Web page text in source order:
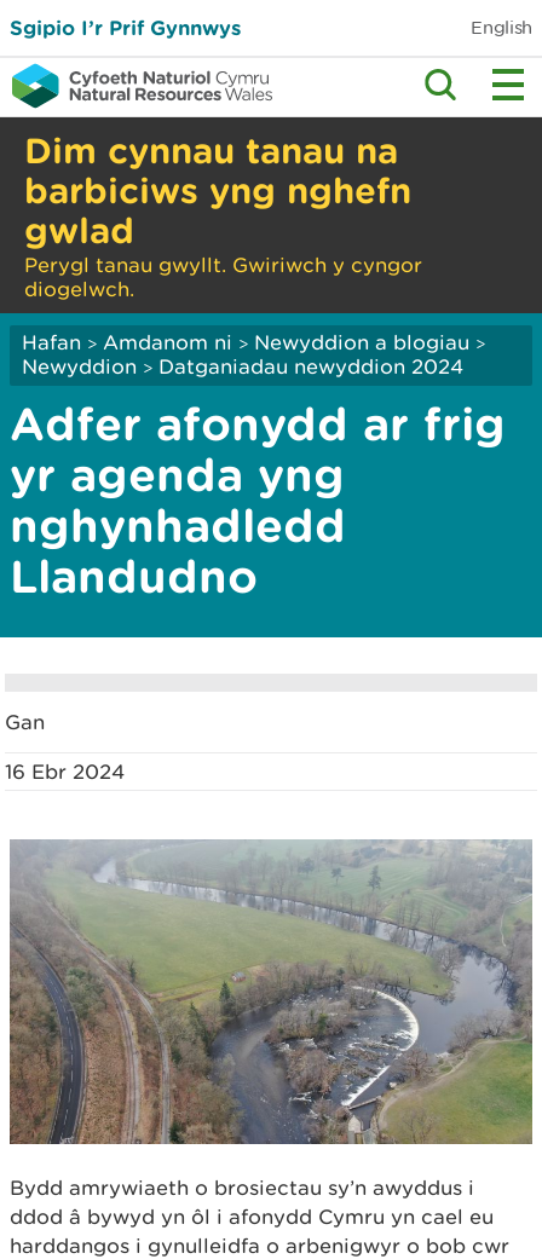
Sgipio I’r Prif Gynnwys English
Dim cynnau tanau na
barbiciws yng nghefn
gwlad
Perygl tanau gwyllt. Gwiriwch y cyngor
diogelwch.
Hafan > Amdanom ni > Newyddion a blogiau >
Newyddion > Datganiadau newyddion 2024
Adfer afonydd ar frig
yr agenda yng
nghynhadledd
Llandudno
Gan
16 Ebr 2024
Bydd amrywiaeth o brosiectau sy’n awyddus i
ddod â bywyd yn ôl i afonydd Cymru yn cael eu
harddangos i gynulleidfa o arbenigwyr o bob cwr